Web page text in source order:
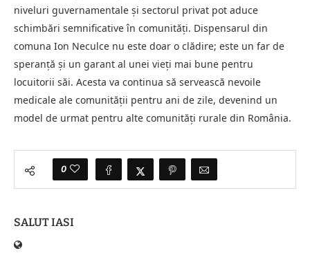
niveluri guvernamentale și sectorul privat pot aduce
schimbări semnificative în comunități. Dispensarul din
comuna Ion Neculce nu este doar o clădire; este un far de
speranță și un garant al unei vieți mai bune pentru
locuitorii săi. Acesta va continua să servească nevoile
medicale ale comunității pentru ani de zile, devenind un
model de urmat pentru alte comunități rurale din România.
0
SALUT IASI